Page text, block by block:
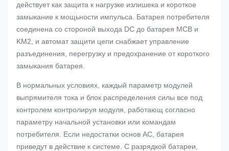
действует как защита к нагрузке излишека и короткое
замыкание к мощьности импульса. Батарея потребителя
соединена со стороной выхода DC до батарея MCB и
KM2, и автомат защити цепи снабжает управление
разъединения, перегрузку и предохранение от короткого
замыкания батарея.
В нормальных условиях, каждый параметр модулей
выпрямителя тока и блок распределения силы все под
контролем контролируя модуля, работающ согласно
параметру начальной установки или командам
потребителя. Если недостатки основ AC, батарея
приведут в действие к системе. С разрядкой батареи,